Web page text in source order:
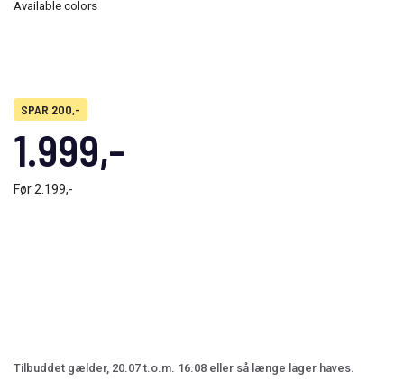
SPAR 200,-
1.999,-
Før2.199,-
Available colors
Tilbuddet gælder, 20.07 t.o.m. 16.08 eller så længe lager haves.